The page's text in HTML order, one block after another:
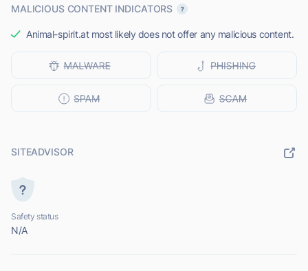
MALICIOUS CONTENT INDICATORS
Animal-spirit.at most likely does not offer any malicious content.
SITEADVISOR
Safety status
N/A